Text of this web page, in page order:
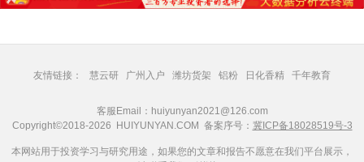
友情链接： 慧云研 广州入户 潍坊货架 铝粉 日化香精 千年教育
客服Email：huiyunyan2021@126.com
Copyright©2018-2026 HUIYUNYAN.COM 备案序号： 冀ICP备18028519号-3
本网站用于投资学习与研究用途，如果您的文章和报告不愿意在我们平台展示，